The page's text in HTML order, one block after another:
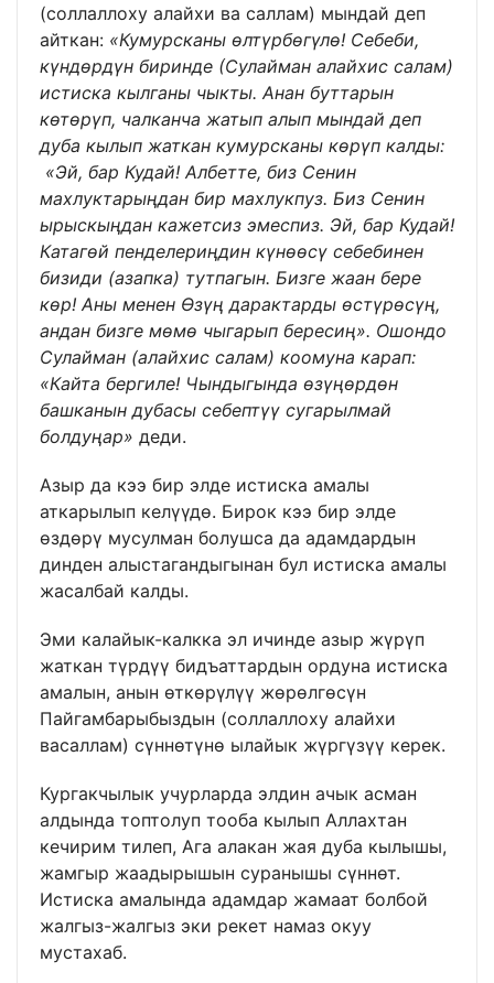
(соллаллоху алайхи ва саллам) мындай деп
айткан: «Кумурсканы өлтүрбөгүлө! Себеби,
күндөрдүн биринде (Сулайман алайхис салам)
истиска кылганы чыкты. Анан буттарын
көтөрүп, чалканча жатып алып мындай деп
дуба кылып жаткан кумурсканы көрүп калды:
«Эй, бар Кудай! Албетте, биз Сенин
махлуктарыңдан бир махлукпуз. Биз Сенин
ырыскыңдан кажетсиз эмеспиз. Эй, бар Кудай!
Катагөй пенделериңдин күнөөсү себебинен
бизиди (азапка) тутпагын. Бизге жаан бере
көр! Аны менен Өзүң дарактарды өстүрөсүң,
андан бизге мөмө чыгарып бересиң». Ошондо
Сулайман (алайхис салам) коомуна карап:
«Кайта бергиле! Чындыгында өзүңөрдөн
башканын дубасы себептүү сугарылмай
болдуңар» деди.
Азыр да кээ бир элде истиска амалы
аткарылып келүүдө. Бирок кээ бир элде
өздөрү мусулман болушса да адамдардын
динден алыстагандыгынан бул истиска амалы
жасалбай калды.
Эми калайык-калкка эл ичинде азыр жүрүп
жаткан түрдүү бидъаттардын ордуна истиска
амалын, анын өткөрүлүү жөрөлгөсүн
Пайгамбарыбыздын (соллаллоху алайхи
васаллам) сүннөтүнө ылайык жүргүзүү керек.
Кургакчылык учурларда элдин ачык асман
алдында топтолуп тооба кылып Аллахтан
кечирим тилеп, Ага алакан жая дуба кылышы,
жамгыр жаадырышын суранышы сүннөт.
Истиска амалында адамдар жамаат болбой
жалгыз-жалгыз эки рекет намаз окуу
мустахаб.